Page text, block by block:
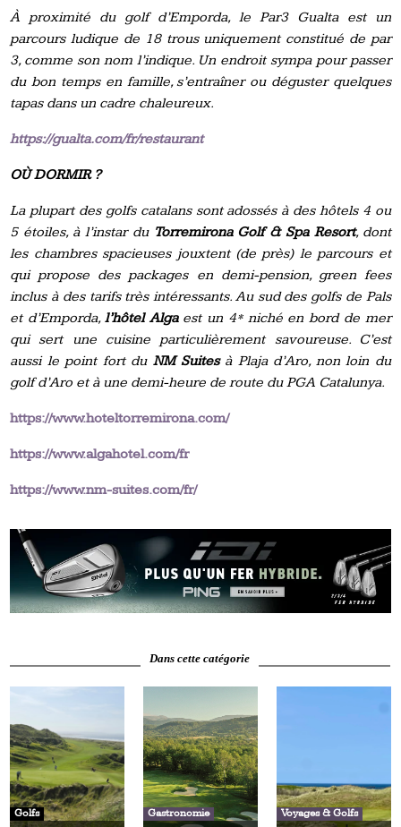
À proximité du golf d’Emporda, le Par3 Gualta est un
parcours ludique de 18 trous uniquement constitué de par
3, comme son nom l’indique. Un endroit sympa pour passer
du bon temps en famille, s’entraîner ou déguster quelques
tapas dans un cadre chaleureux.
https://gualta.com/fr/restaurant
OÙ DORMIR ?
La plupart des golfs catalans sont adossésà des hôtels 4 ou
5 étoiles, à l’instar du Torremirona Golf & Spa Resort, dont
les chambres spacieuses jouxtent (de près) le parcours et
qui propose des packages en demi-pension, green fees
inclus à des tarifs très intéressants. Au sud des golfsde Pals
et d’Emporda, l’hôtel Algaest un 4* niché en bord de mer
quisertune cuisine particulièrementsavoureuse. C’est
aussi le point fort du NM Suitesà Plaja d’Aro, non loin du
golf d’Aro et à une demi-heure de route du PGA Catalunya.
https://www.hoteltorremirona.com/
https://www.algahotel.com/fr
https://www.nm-suites.com/fr/
Dans cette catégorie
Golfs Gastronomie Voyages & Golfs